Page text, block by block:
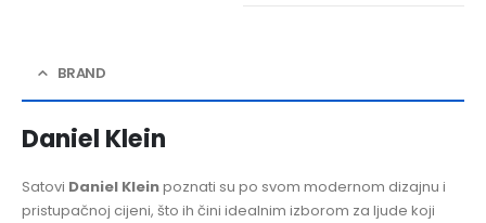
BRAND
Daniel Klein
Satovi Daniel Kleinpoznati su po svom modernom dizajnu i
pristupačnoj cijeni, što ih čini idealnim izborom za ljude koji